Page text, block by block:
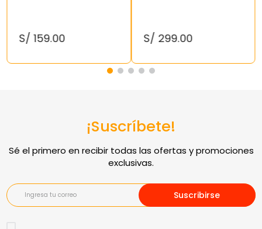
S/ 159.00 S/ 299.00
¡Suscríbete!
Suscribirse